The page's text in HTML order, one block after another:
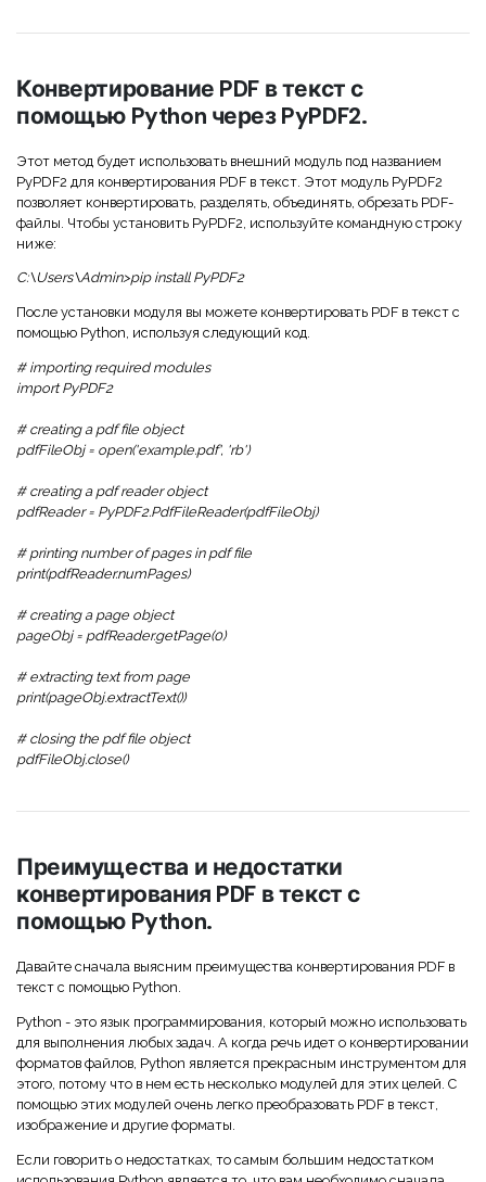
Конвертирование PDF в текст с
помощью Python через PyPDF2.
Этот метод будет использовать внешний модуль под названием
PyPDF2 для конвертирования PDF в текст. Этот модуль PyPDF2
позволяет конвертировать, разделять, объединять, обрезать PDF-
файлы. Чтобы установить PyPDF2, используйте командную строку
ниже:
C:\Users\Admin>pip install PyPDF2
После установки модуля вы можете конвертировать PDF в текст с
помощью Python, используя следующий код.
# importing required modules
import PyPDF2
# creating a pdf file object
pdfFileObj = open('example.pdf', 'rb')
# creating a pdf reader object
pdfReader = PyPDF2.PdfFileReader(pdfFileObj)
# printing number of pages in pdf file
print(pdfReader.numPages)
# creating a page object
pageObj = pdfReader.getPage(0)
# extracting text from page
print(pageObj.extractText())
# closing the pdf file object
pdfFileObj.close()
Преимущества и недостатки
конвертирования PDF в текст с
помощью Python.
Давайте сначала выясним преимущества конвертирования PDF в
текст с помощью Python.
Python - это язык программирования, который можно использовать
для выполнения любых задач. А когда речь идет о конвертировании
форматов файлов, Python является прекрасным инструментом для
этого, потому что в нем есть несколько модулей для этих целей. С
помощью этих модулей очень легко преобразовать PDF в текст,
изображение и другие форматы.
Если говорить о недостатках, то самым большим недостатком